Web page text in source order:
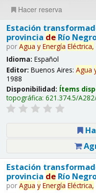
Hacer reserva
Estación
provincia deRío
por Agua y Energía Eléctrica,
Idioma: Español
Editor: Buenos Aires: Agua
1988
Disponibilidad: Ítems
topográfica: 621.374.5/
Estación
provincia deRío
por Agua y Energía Eléctrica,